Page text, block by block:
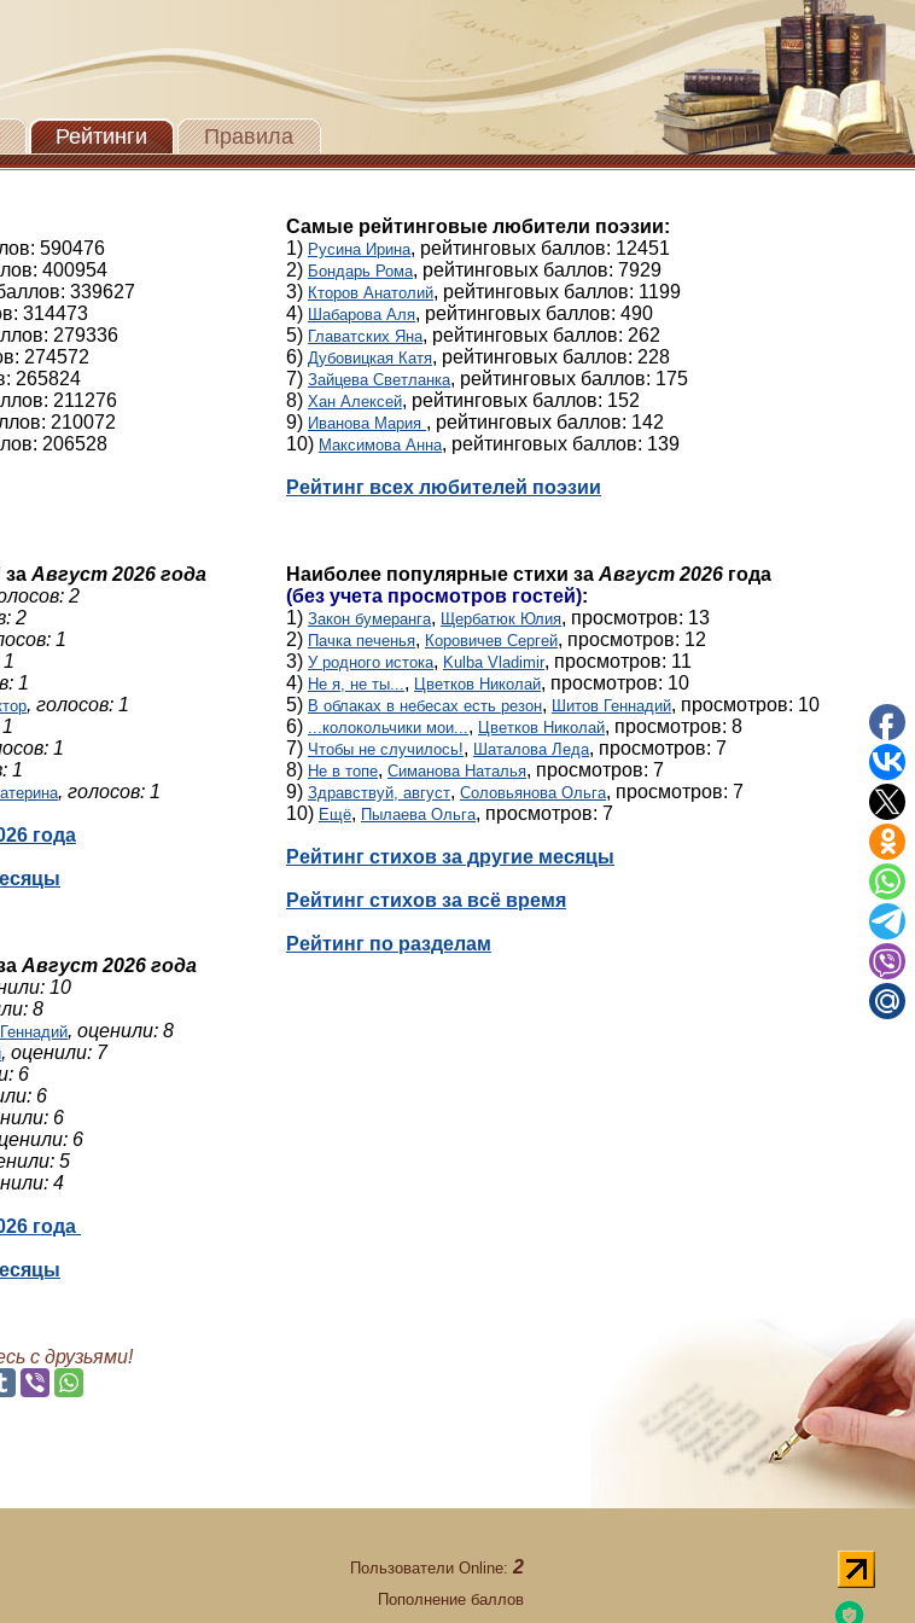
Рейтинги Правила
590476
400954
339627
314473
279336
274572
265824
211276
210072
206528
Самые рейтинговые любители поэзии:
1) Русина Ирина, рейтинговых баллов: 12451
2) Бондарь Рома, рейтинговых баллов: 7929
3) Кторов Анатолий, рейтинговых баллов: 1199
4) Шабарова Аля, рейтинговых баллов: 490
5) Главатских Яна, рейтинговых баллов: 262
6) Дубовицкая Катя, рейтинговых баллов: 228
7) Зайцева Светланка, рейтинговых баллов: 175
8) Хан Алексей, рейтинговых баллов: 152
9) Иванова Мария , рейтинговых баллов: 142
10) Максимова Анна, рейтинговых баллов: 139
Рейтинг всех любителей поэзии
за Август 2026 года
2
2
1
1
1
, голосов: 1
1
1
, голосов: 1
года
Наиболее популярные стихи за Август 2026 года
(без учета просмотров гостей):
1) Закон бумеранга, Щербатюк Юлия, просмотров: 13
2) Пачка печенья, Коровичев Сергей, просмотров: 12
3) У родного истока, Kulba Vladimir, просмотров: 11
4) Не я, не ты..., Цветков Николай, просмотров: 10
5) В облаках в небесах есть резон, Шитов Геннадий, просмотров: 10
6) ...колокольчики мои..., Цветков Николай, просмотров: 8
7) Чтобы не случилось!, Шаталова Леда, просмотров: 7
8) Не в топе, Симанова Наталья, просмотров: 7
9) Здравствуй, август, Соловьянова Ольга, просмотров: 7
10) Ещё, Пылаева Ольга, просмотров: 7
Рейтинг стихов за другие месяцы
Рейтинг стихов за всё время
Рейтинг по разделам
Август 2026 года
10
8
, оценили: 8
, оценили: 7
6
6
6
6
5
4
года
с друзьями!
Пользователи Online:2
Пополнение баллов